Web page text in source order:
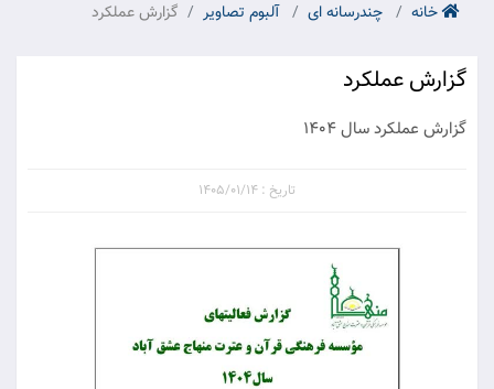
خانه چندرسانه ای آلبوم تصاویر گزارش عملکرد
گزارش عملکرد
گزارش عملکرد سال 1404
تاریخ : 1405/01/14